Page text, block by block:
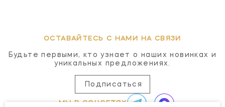
ОСТАВАЙТЕСЬ С НАМИ НА СВЯЗИ
Будьте первыми, кто узнает о наших новинках и
уникальных предложениях.
Подписаться
МЫ В СОЦСЕТЯХ